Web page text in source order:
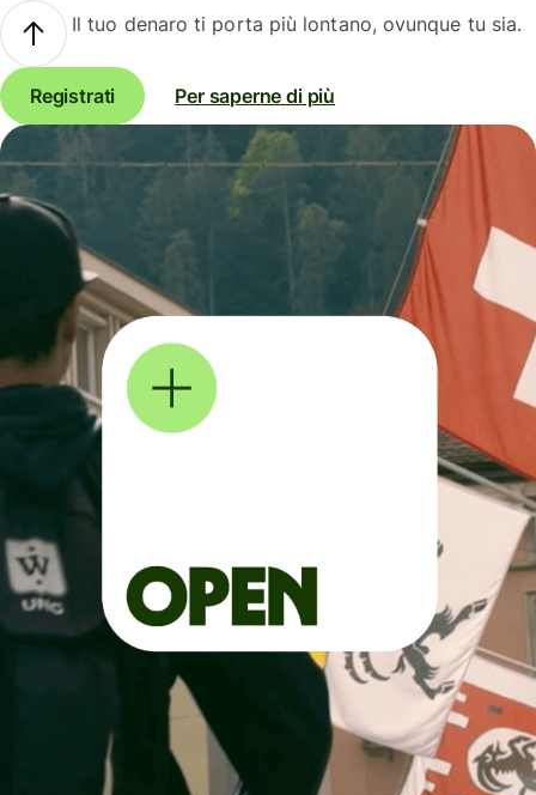
Il tuo denaro ti porta più lontano, ovunque tu sia.
Registrati Per saperne di più